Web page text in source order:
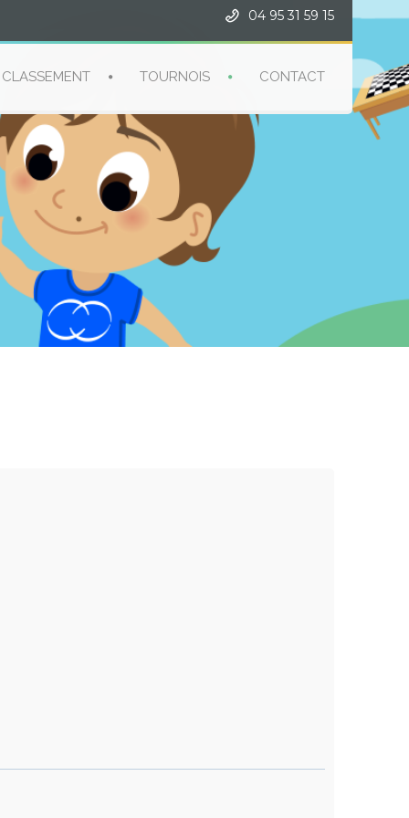
04 95 31 59 15
CLASSEMENT TOURNOIS CONTACT